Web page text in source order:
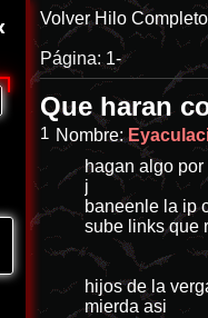
hablando desde un
Volver Hilo Completo
Página: 1-
Que haran
1 Nombre:
hagan algo
j
baneenle la ip
sube links que
hijos de la
mierda asi